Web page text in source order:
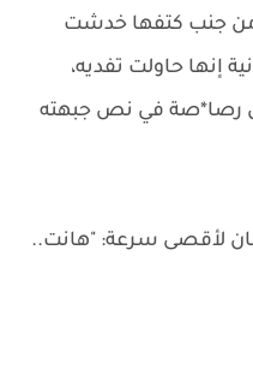
من جنب كتفها خدشت
إنها حاولت تفديه،
رصا*صة في نص جبهته
لأقصى سرعة: "هانت..